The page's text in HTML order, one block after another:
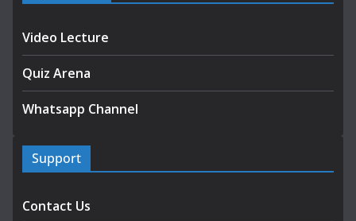
Video Lecture
Quiz Arena
Whatsapp Channel
Support
Contact Us